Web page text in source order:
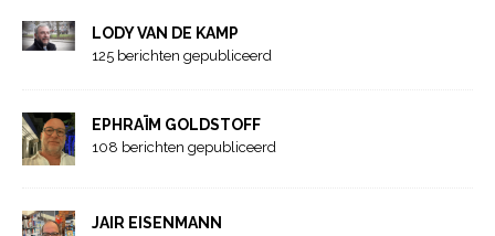
LODY VAN DE KAMP
125 berichten gepubliceerd
EPHRAÏM GOLDSTOFF
108 berichten gepubliceerd
JAIR EISENMANN